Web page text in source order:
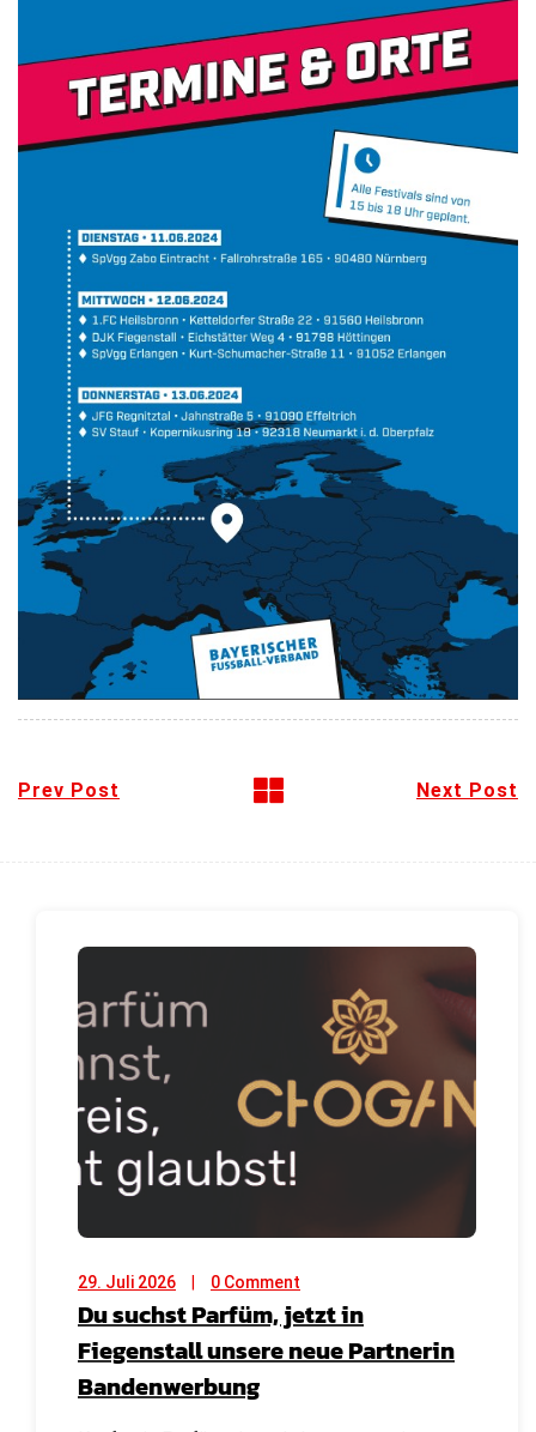
Prev Post Next Post
29. Juli 2026 0 Comment
Du suchst Parfüm, jetzt in
Fiegenstall unsere neue Partnerin
Bandenwerbung